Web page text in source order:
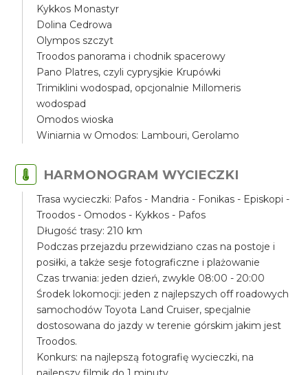
Kykkos Monastyr
Dolina Cedrowa
Olympos szczyt
Troodos panorama i chodnik spacerowy
Pano Platres, czyli cyprysjkie Krupówki
Trimiklini wodospad, opcjonalnie Millomeris
wodospad
Omodos wioska
Winiarnia w Omodos: Lambouri, Gerolamo
HARMONOGRAM WYCIECZKI
Trasa wycieczki: Pafos - Mandria - Fonikas - Episkopi -
Troodos - Omodos - Kykkos - Pafos
Długość trasy: 210 km
Podczas przejazdu przewidziano czas na postoje i
posiłki, a także sesje fotograficzne i plażowanie
Czas trwania: jeden dzień, zwykle 08:00 - 20:00
Środek lokomocji: jeden z najlepszych off roadowych
samochodów Toyota Land Cruiser, specjalnie
dostosowana do jazdy w terenie górskim jakim jest
Troodos.
Konkurs: na najlepszą fotografię wycieczki, na